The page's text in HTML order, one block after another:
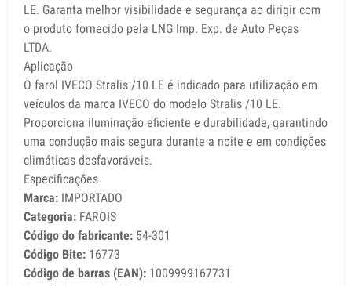
LE. Garanta melhor visibilidade e segurança ao dirigir com
o produto fornecido pela LNG Imp. Exp. de Auto Peças
LTDA.
Aplicação
O farol IVECO Stralis /10 LE é indicado para utilização em
veículos da marca IVECO do modelo Stralis /10 LE.
Proporciona iluminação eficiente e durabilidade, garantindo
uma condução mais segura durante a noite e em condições
climáticas desfavoráveis.
Especificações
Marca: IMPORTADO
Categoria: FAROIS
Código do fabricante: 54-301
Código Bite: 16773
Código de barras (EAN): 1009999167731